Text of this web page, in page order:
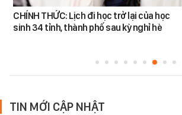
CHÍNH THỨC: Lịch đi học trở lại của học
sinh 34 tỉnh, thành phố sau kỳ nghỉ hè
TIN MỚI CẬP NHẬT